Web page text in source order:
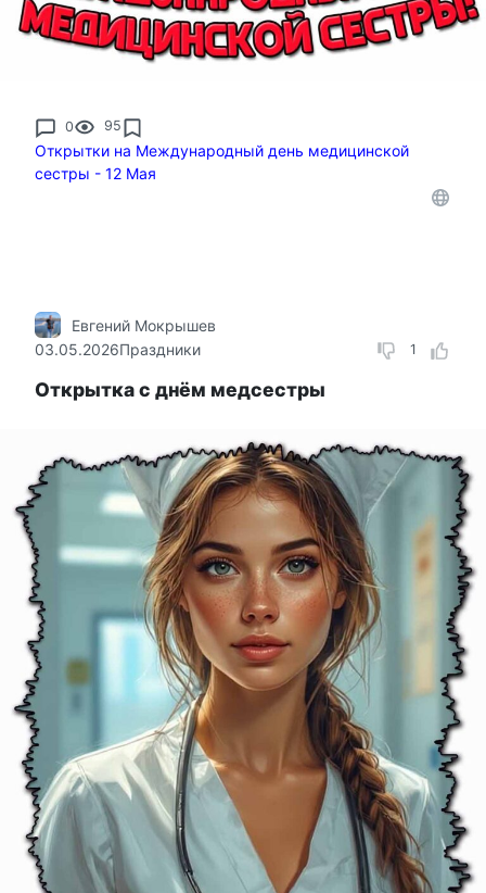
0 95
Открытки на Международный день медицинской
сестры - 12 Мая
1
Евгений Мокрышев
03.05.2026Праздники
Открытка с днём медсестры